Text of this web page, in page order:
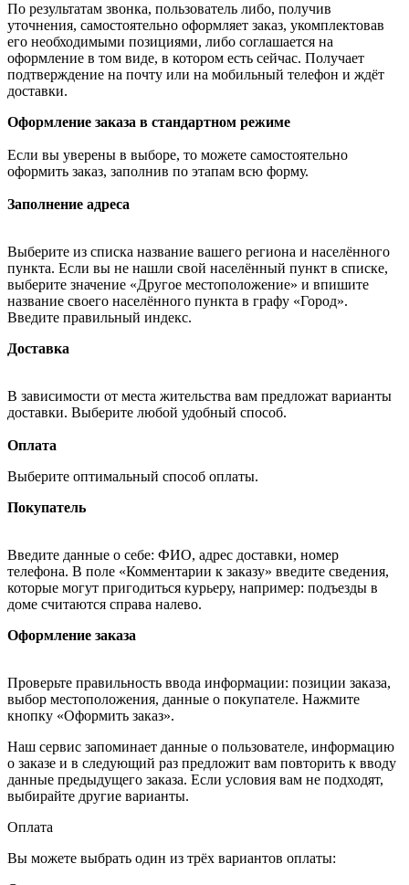
По результатам звонка, пользователь либо, получив
уточнения, самостоятельно оформляет заказ, укомплектовав
его необходимыми позициями, либо соглашается на
оформление в том виде, в котором есть сейчас. Получает
подтверждение на почту или на мобильный телефон и ждёт
доставки.
Оформление заказа в стандартном режиме
Если вы уверены в выборе, то можете самостоятельно
оформить заказ, заполнив по этапам всю форму.
Заполнение адреса
Выберите из списка название вашего региона и населённого
пункта. Если вы не нашли свой населённый пункт в списке,
выберите значение «Другое местоположение» и впишите
название своего населённого пункта в графу «Город».
Введите правильный индекс.
Доставка
В зависимости от места жительства вам предложат варианты
доставки. Выберите любой удобный способ.
Оплата
Выберите оптимальный способ оплаты.
Покупатель
Введите данные о себе: ФИО, адрес доставки, номер
телефона. В поле «Комментарии к заказу» введите сведения,
которые могут пригодиться курьеру, например: подъезды в
доме считаются справа налево.
Оформление заказа
Проверьте правильность ввода информации: позиции заказа,
выбор местоположения, данные о покупателе. Нажмите
кнопку «Оформить заказ».
Наш сервис запоминает данные о пользователе, информацию
о заказе и в следующий раз предложит вам повторить к вводу
данные предыдущего заказа. Если условия вам не подходят,
выбирайте другие варианты.
Оплата
Вы можете выбрать один из трёх вариантов оплаты: